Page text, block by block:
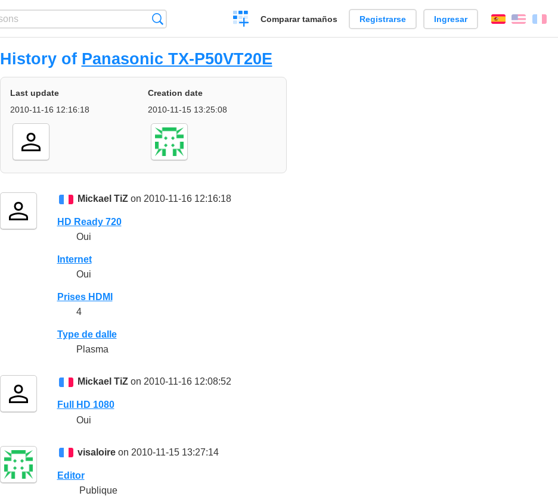
Crear
una
comparación
Comparar tamaños Registrarse Ingresar EspañolEnglish
History of Panasonic TX-P50VT20E
Last update
2010-11-16 12:16:18
Creation date
2010-11-15 13:25:08
Mickael TiZon 2010-11-16 12:16:18
HD Ready 720
Oui
Internet
Oui
Prises HDMI
4
Type de dalle
Plasma
Mickael TiZon 2010-11-16 12:08:52
Full HD 1080
Oui
visaloireon 2010-11-15 13:27:14
Editor
Publique